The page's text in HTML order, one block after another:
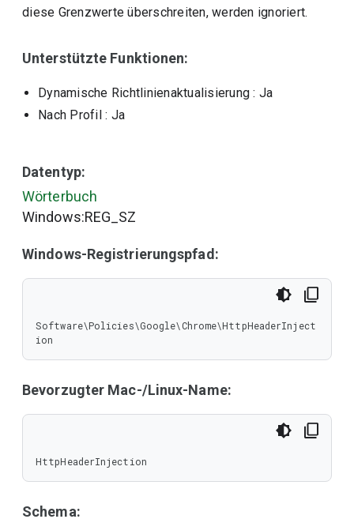
diese Grenzwerte überschreiten, werden ignoriert.
Unterstützte Funktionen:
Dynamische Richtlinienaktualisierung : Ja
Nach Profil : Ja
Datentyp:
Wörterbuch
Windows:REG_SZ
Windows-Registrierungspfad:
Software\Policies\Google\Chrome\HttpHeaderInject
ion
Bevorzugter Mac-/Linux-Name:
HttpHeaderInjection
Schema: